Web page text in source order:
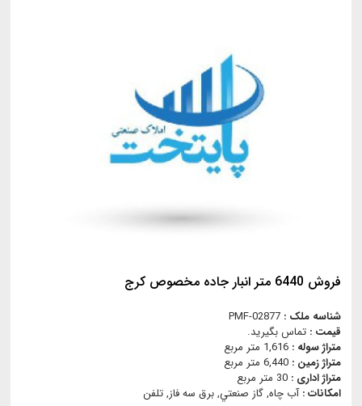
فروش 6440 متر انبار جاده مخصوص کرج
شناسه ملک : PMF-02877
قیمت : تماس بگیرید.
متراژ سوله : 1,616 متر مربع
متراژ زمین : 6,440 متر مربع
متراژ اداری : 30 متر مربع
امکانات :آب چاه, گاز صنعتي, برق سه فاز, تلفن